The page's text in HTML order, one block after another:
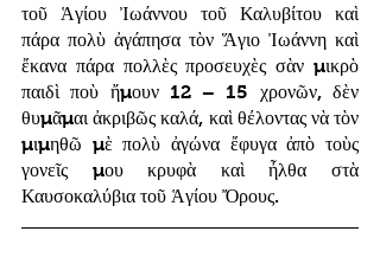
τοῦ Ἁγίου Ἰωάννου τοῦ Καλυβίτου καὶ
πάρα πολὺ ἀγάπησα τὸν Ἅγιο Ἰωάννη καὶ
ἔκανα πάρα πολλὲς προσευχὲς σὰν μικρὸ
παιδὶ ποὺ ἤμουν 12 – 15 χρονῶν, δὲν
θυμᾶμαι ἀκριβῶς καλά, καὶ θέλοντας νὰ τὸν
μιμηθῶ μὲ πολὺ ἀγώνα ἔφυγα ἀπὸ τοὺς
γονεῖς μου κρυφὰ καὶ ἦλθα στὰ
Καυσοκαλύβια τοῦ Ἁγίου Ὄρους.